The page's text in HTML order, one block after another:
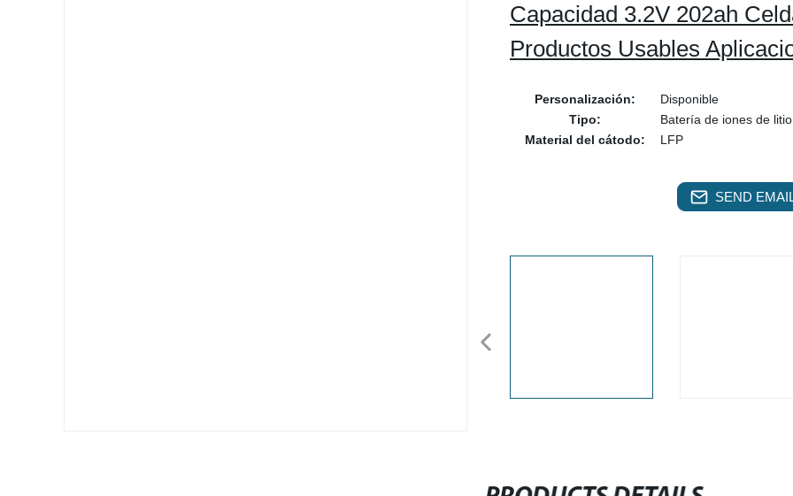
Capacidad 3.2V 202ah
Productos Usables
Personalización:
Disponible
Tipo:
Batería de iones de litio
Material del cátodo:
LFP
SEND